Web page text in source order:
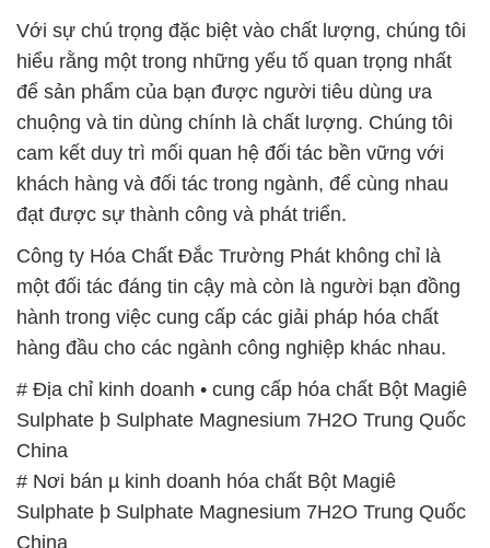
cam kết duy trì mối quan hệ đối tác bền vững với
khách hàng và đối tác trong ngành, để cùng nhau
đạt được sự thành công và phát triển.
Công ty Hóa Chất Đắc Trường Phát không chỉ là
một đối tác đáng tin cậy mà còn là người bạn đồng
hành trong việc cung cấp các giải pháp hóa chất
hàng đầu cho các ngành công nghiệp khác nhau.
# Địa chỉ kinh doanh • cung cấp hóa chất Bột Magiê
Sulphate þ Sulphate Magnesium 7H2O Trung Quốc
China
# Nơi bán µ kinh doanh hóa chất Bột Magiê
Sulphate þ Sulphate Magnesium 7H2O Trung Quốc
China
# Địa chỉ chuyên thương mại ▲ cung cấp hóa chất
Bột Magiê Sulphate þ Sulphate Magnesium 7H2O
Trung Quốc China
# Công ty bán ¬ kinh doanh hóa chất Bột Magiê